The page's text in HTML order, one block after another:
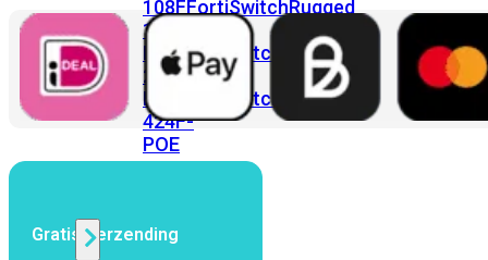
108FFortiSwitchRugged
112F-
POEFortiSwitchRugged
216F-
POE
FortiSwitchRugged
424F-
POE
Gratis Verzending